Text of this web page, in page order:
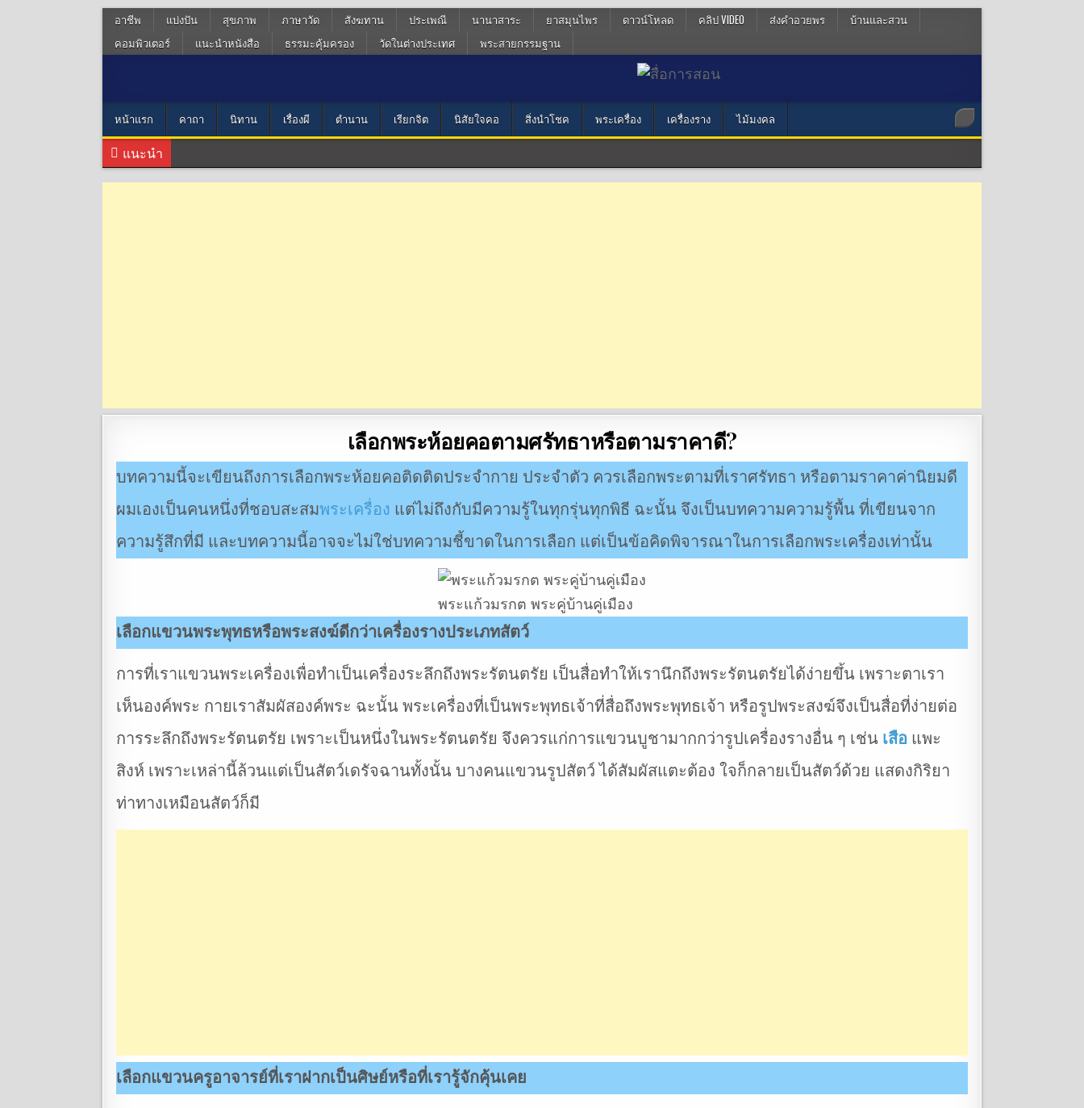
อาชีพ แบ่งปัน สุขภาพ ภาษาวัด สังฆทาน ประเพณี นานาสาระ ยาสมุนไพร ดาวน์โหลด คลิป VIDEO ส่งคำอวยพร
บ้านและสวน
คอมพิวเตอร์
แนะนำหนังสือ ธรรมะคุ้มครอง วัดในต่างประเทศ พระสายกรรมฐาน
หน้าแรก คาถา นิทาน เรื่องผี ตำนาน เรียกจิต นิสัยใจคอ สิ่งนำโชค พระเครื่อง เครื่องราง ไม้มงคล
แนะนำ
เลือกพระห้อยคอตามศรัทธาหรือตามราคาดี?
บทความนี้จะเขียนถึงการเลือกพระห้อยคอติดติดประจำกาย ประจำตัว ควรเลือกพระตามที่เราศรัทธา หรือตามราคาค่านิยมดี
ผมเองเป็นคนหนึ่งที่ชอบสะสมพระเครื่อง แต่ไม่ถึงกับมีความรู้ในทุกรุ่นทุกพิธี ฉะนั้น จึงเป็นบทความความรู้พื้น ที่เขียนจาก
ความรู้สึกที่มี และบทความนี้อาจจะไม่ใช่บทความชี้ขาดในการเลือก แต่เป็นข้อคิดพิจารณาในการเลือกพระเครื่องเท่านั้น
พระแก้วมรกต พระคู่บ้านคู่เมือง
เลือกแขวนพระพุทธหรือพระสงฆ์ดีกว่าเครื่องรางประเภทสัตว์
การที่เราแขวนพระเครื่องเพื่อทำเป็นเครื่องระลึกถึงพระรัตนตรัย เป็นสื่อทำให้เรานึกถึงพระรัตนตรัยได้ง่ายขึ้น เพราะตาเรา
เห็นองค์พระ กายเราสัมผัสองค์พระ ฉะนั้น พระเครื่องที่เป็นพระพุทธเจ้าที่สื่อถึงพระพุทธเจ้า หรือรูปพระสงฆ์จึงเป็นสื่อที่ง่ายต่อ
การระลึกถึงพระรัตนตรัย เพราะเป็นหนึ่งในพระรัตนตรัย จึงควรแก่การแขวนบูชามากกว่ารูปเครื่องรางอื่น ๆ เช่น เสือ แพะ
สิงห์ เพราะเหล่านี้ล้วนแต่เป็นสัตว์เดรัจฉานทั้งนั้น บางคนแขวนรูปสัตว์ ได้สัมผัสแตะต้อง ใจก็กลายเป็นสัตว์ด้วย แสดงกิริยา
ท่าทางเหมือนสัตว์ก็มี
เลือกแขวนครูอาจารย์ที่เราฝากเป็นศิษย์หรือที่เรารู้จักคุ้นเคย